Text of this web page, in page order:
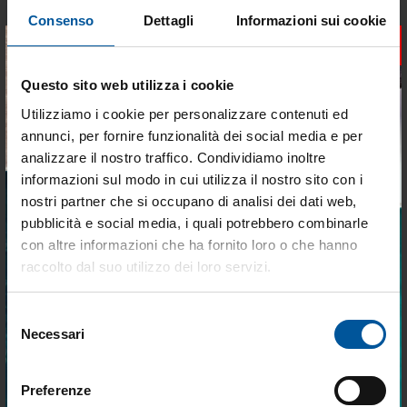
Tieniti aggiornato sulle
migliori occasioni per la tua
barca
vantaggiose e selezionate per chi vive la
×
Consenso Dettagli Informazioni sui cookie
Questo sito web utilizza i cookie
Utilizziamo i cookie per personalizzare contenuti ed
annunci, per fornire funzionalità dei social media e per
analizzare il nostro traffico. Condividiamo inoltre
informazioni sul modo in cui utilizza il nostro sito con i
nostri partner che si occupano di analisi dei dati web,
pubblicità e social media, i quali potrebbero combinarle
con altre informazioni che ha fornito loro o che hanno
raccolto dal suo utilizzo dei loro servizi.
delNecessari
Preferenze
ss 24v
Disponibile
€ 17.195,90
€ 10.372,44
ss 12v
Non disponibile
€ 10.916,56
- 40%
SPEDIZIONE GRATUITA
€ 18.245,10